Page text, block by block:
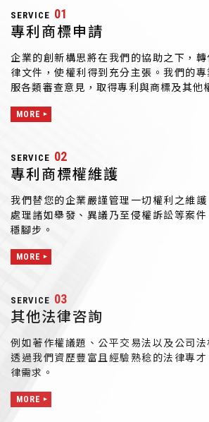
SERVICE 01
專利商標申請
企業的創新構思將在我們的協助之下，
律文件，使權利得到充分主張。我們的
服各類審查意見，取得專利與商標及其他
MORE
SERVICE 02
專利商標權維護
我們替您的企業嚴謹管理一切權利之維
處理諸如舉發、異議乃至侵權訴訟等案
穩腳步。
MORE
SERVICE 03
其他法律咨詢
例如著作權議題、公平交易法以及公司
透過我們資歷豐富且經驗熟稔的法律專
律需求。
MORE